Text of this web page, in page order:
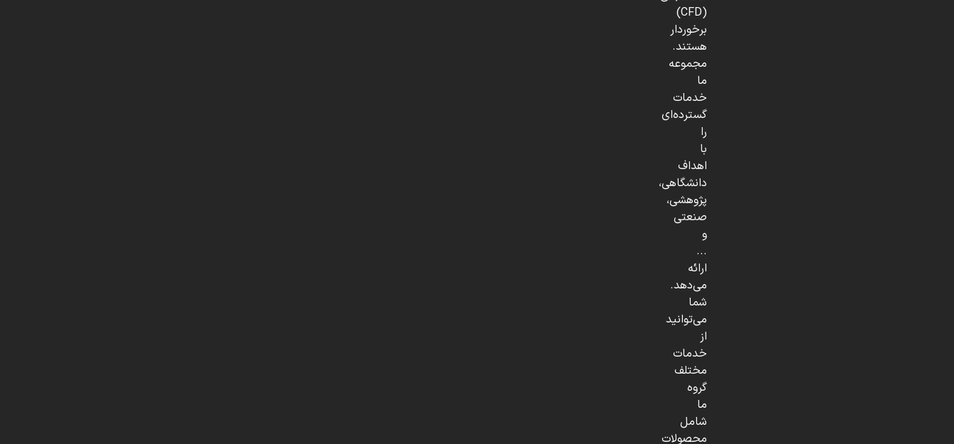
(CFD)
برخوردار
هستند.
مجموعه
ما
خدمات
گسترده‌ای
را
با
اهداف
دانشگاهی،
پژوهشی،
صنعتی
و
...
ارائه
می‌دهد.
شما
می‌توانید
از
خدمات
مختلف
گروه
ما
شامل
محصولات